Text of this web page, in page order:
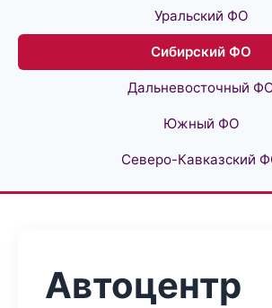
Уральский ФО
Сибирский ФО
Дальневосточный
Южный ФО
Северо-Кавказский
Автоцентр